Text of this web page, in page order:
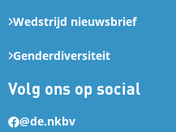
Wedstrijd nieuwsbrief
Genderdiversiteit
Volg ons op social
@de.nkbv